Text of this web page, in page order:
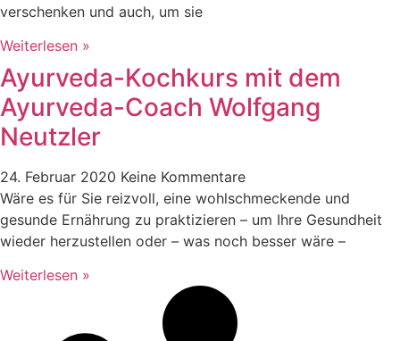
verschenken und auch, um sie
Weiterlesen »
Ayurveda-Kochkurs mit dem
Ayurveda-Coach Wolfgang
Neutzler
24. Februar 2020 Keine Kommentare
Wäre es für Sie reizvoll, eine wohlschmeckende und
gesunde Ernährung zu praktizieren – um Ihre Gesundheit
wieder herzustellen oder – was noch besser wäre –
Weiterlesen »